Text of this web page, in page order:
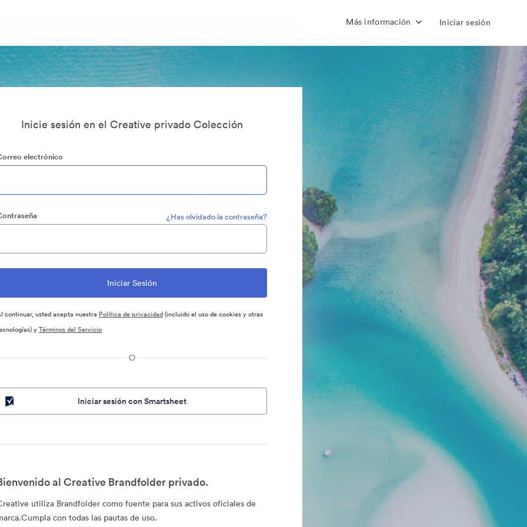
Más información Iniciar sesión
Inicie sesión en el Creative privado Colección
electrónico
¿Has olvidado la contraseña?
continuar, usted acepta nuestra Política de privacidad(incluido el uso de cookies y otras
yTérminos del Servicio
O
Iniciar sesión con Smartsheet
al Creative Brandfolder privado.
utiliza Brandfolder como fuente para sus activos oficiales de
con todas las pautas de uso.